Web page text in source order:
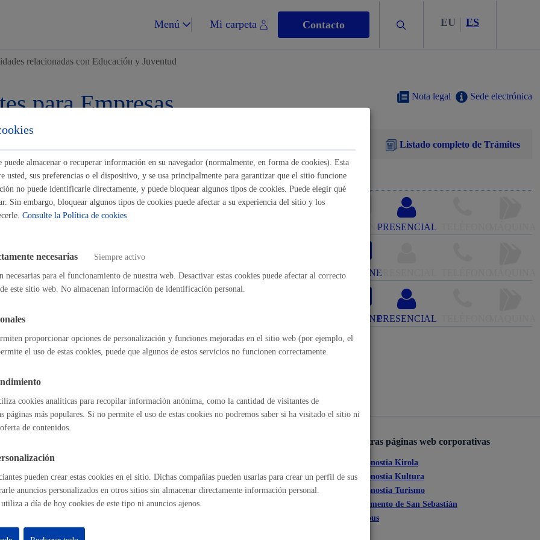
Menú Mi carpeta Contacto Buscar EU ES
Espacio público, residuos y medioambiente
relacionadas con Educación y Juventud
para Empresas Sede electrónica
Nota legal
Listado completo de Trámites
relacionadas con Educación y Juventud
Certamen infantil y juvenil de Arte y Derechos Humanos
ONLINEPRESENCIAL
conciertos escolares
ONLINEPRESENCIAL
ONLINEPRESENCIAL
Perfil del contratante
Sede electrónica
Otras páginas web corporativas
Donostia Kirola
Donostia Kultura
Donostia Turismo
Fomento de San Sebastián
Dbus
almacenar o recuperar información en su navegador (normalmente, en forma de cookies). Esta
usted, sus preferencias o el dispositivo, y se usa principalmente para garantizar que el sitio funcione
no puede identificarle directamente, y puede bloquear algunos tipos de cookies. Puede elegir qué
Sin embargo, bloquear algunos tipos de cookies puede afectar a su experiencia del sitio y los
Consulte la Política de cookies
necesarias Siempre activo
necesarias para el funcionamiento de nuestra web. Desactivar estas cookies puede afectar al correcto
este sitio web. No almacenan información de identificación personal.
proporcionar opciones de personalización y funciones mejoradas en el sitio web (por ejemplo, el
el uso de estas cookies, puede que algunos de estos servicios no funcionen correctamente.
cookies analíticas para recopilar información anónima, como la cantidad de visitantes de
páginas más populares. Si no permite el uso de estas cookies no podremos saber si ha visitado el sitio ni
de contenidos.
pueden crear estas cookies en el sitio. Dichas compañías pueden usarlas para crear un perfil de sus
anuncios personalizados en otros sitios sin almacenar directamente información personal.
a día de hoy cookies de este tipo ni anuncios ajenos.